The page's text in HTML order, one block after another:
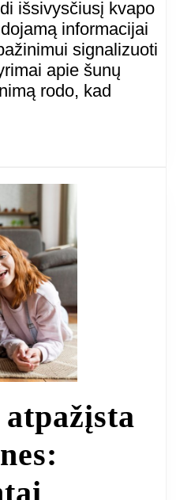
jūsų
delną:
žinoti
šunų
išsivysčiusį kvapo
informacijai
signalizuoti
apie šunų
rodo, kad